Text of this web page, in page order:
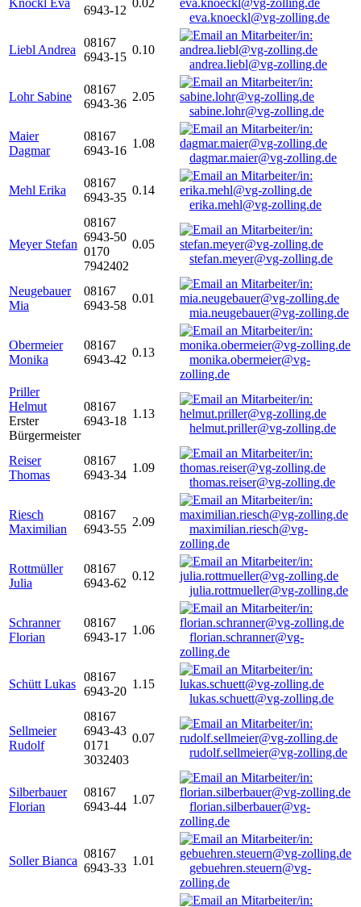
Knöckl Eva
6943-12
0.02
eva.knoeckl@vg-zolling.de
Liebl Andrea
08167
6943-15
0.10
andrea.liebl@vg-zolling.de
Lohr Sabine
08167
6943-36
2.05
sabine.lohr@vg-zolling.de
Maier
Dagmar
08167
6943-16
1.08
dagmar.maier@vg-zolling.de
Mehl Erika
08167
6943-35
0.14
erika.mehl@vg-zolling.de
Meyer Stefan
08167
6943-50
0170
7942402
0.05
stefan.meyer@vg-zolling.de
Neugebauer
Mia
08167
6943-58
0.01
mia.neugebauer@vg-zolling.de
Obermeier
Monika
08167
6943-42
0.13
monika.obermeier@vg-
zolling.de
Priller
Helmut
Erster
Bürgermeister
08167
6943-18
1.13
helmut.priller@vg-zolling.de
Reiser
Thomas
08167
6943-34
1.09
thomas.reiser@vg-zolling.de
Riesch
Maximilian
08167
6943-55
2.09
maximilian.riesch@vg-
zolling.de
Rottmüller
Julia
08167
6943-62
0.12
julia.rottmueller@vg-zolling.de
Schranner
Florian
08167
6943-17
1.06
florian.schranner@vg-
zolling.de
Schütt Lukas
08167
6943-20
1.15
lukas.schuett@vg-zolling.de
Sellmeier
Rudolf
08167
6943-43
0171
3032403
0.07
rudolf.sellmeier@vg-zolling.de
Silberbauer
Florian
08167
6943-44
1.07
florian.silberbauer@vg-
zolling.de
Soller Bianca
08167
6943-33
1.01
gebuehren.steuern@vg-
zolling.de